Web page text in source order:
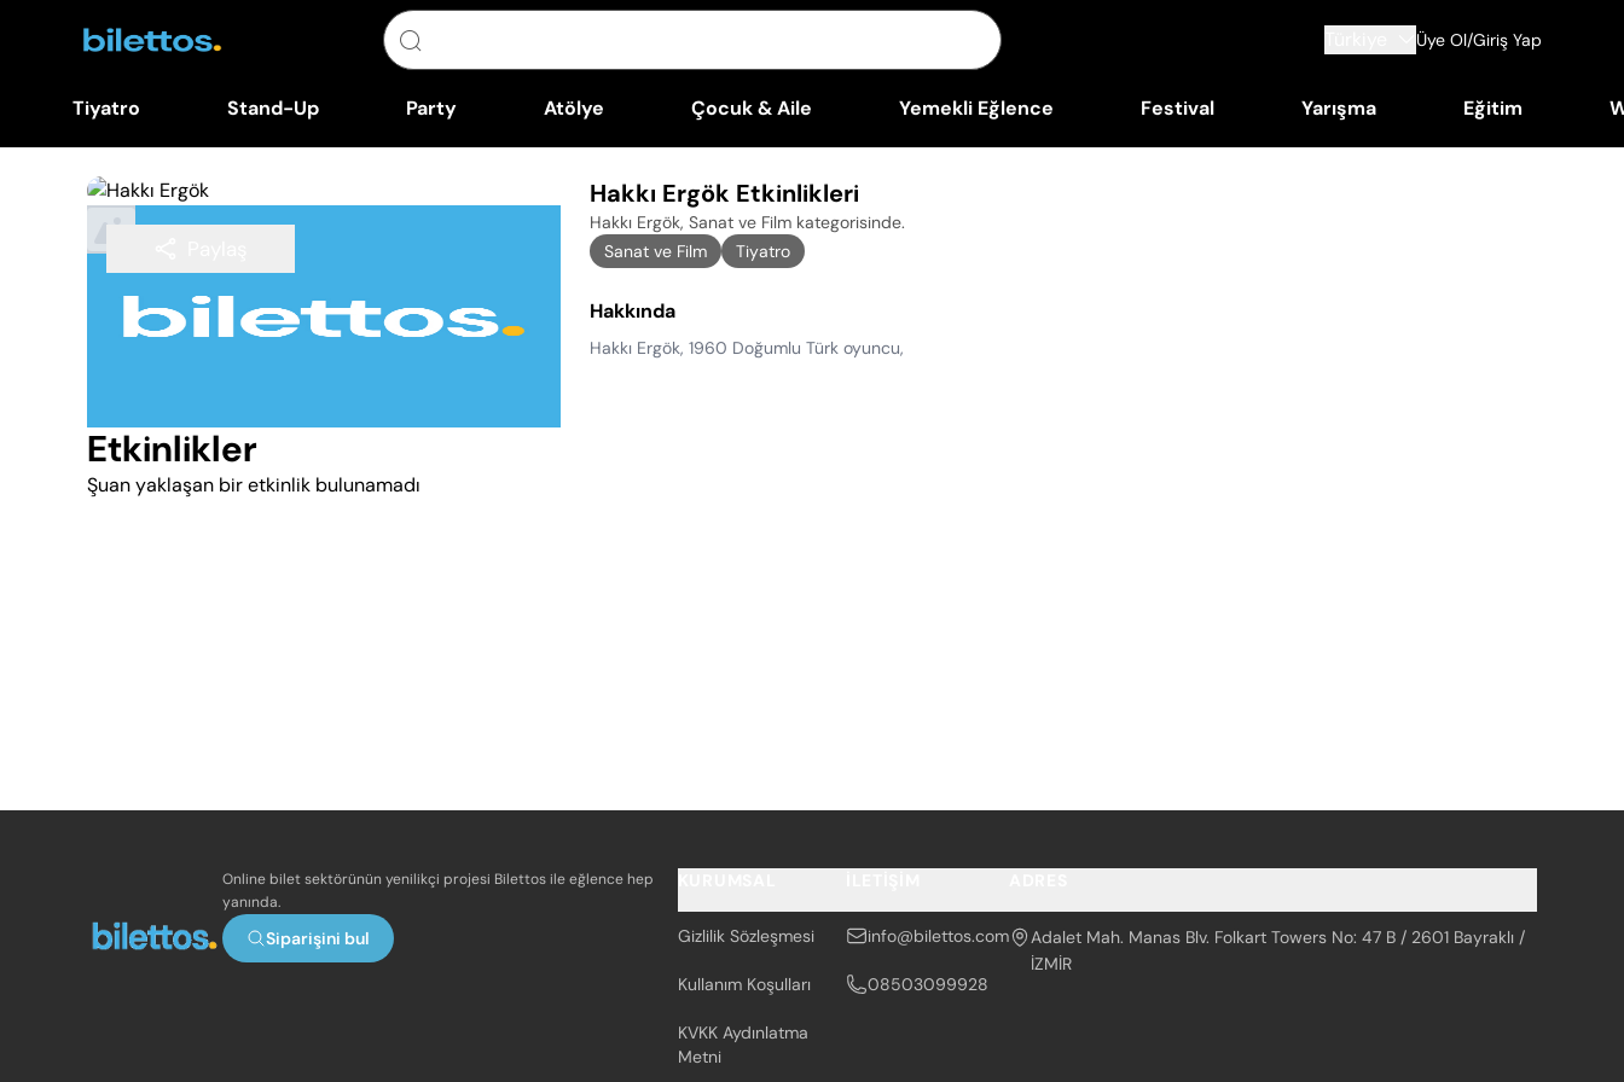
Üye Ol/Giriş Yap
Tiyatro Stand-Up Party Atölye Çocuk & Aile Yemekli Eğlence Festival Yarışma Eğitim
Hakkı Ergök Etkinlikleri
Hakkı Ergök, Sanat ve Film kategorisinde.
Sanat ve Film
Tiyatro
Hakkında
Hakkı Ergök, 1960 Doğumlu Türk oyuncu,
Etkinlikler
Şuan yaklaşan bir etkinlik bulunamadı
Online bilet sektörünün yenilikçi projesi Bilettos ile eğlence hep
yanında.
Siparişini bul Gizlilik Sözleşmesi
Kullanım Koşulları
KVKK Aydınlatma
Metni
info@bilettos.com
08503099928
Adalet Mah. Manas Blv. Folkart Towers No: 47 B / 2601 Bayraklı /
İZMİR